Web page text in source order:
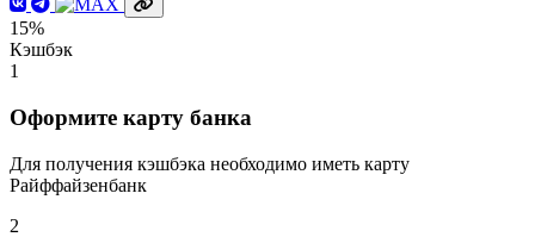
15%
Кэшбэк
1
Оформите карту банка
Для получения кэшбэка необходимо иметь карту
Райффайзенбанк
2